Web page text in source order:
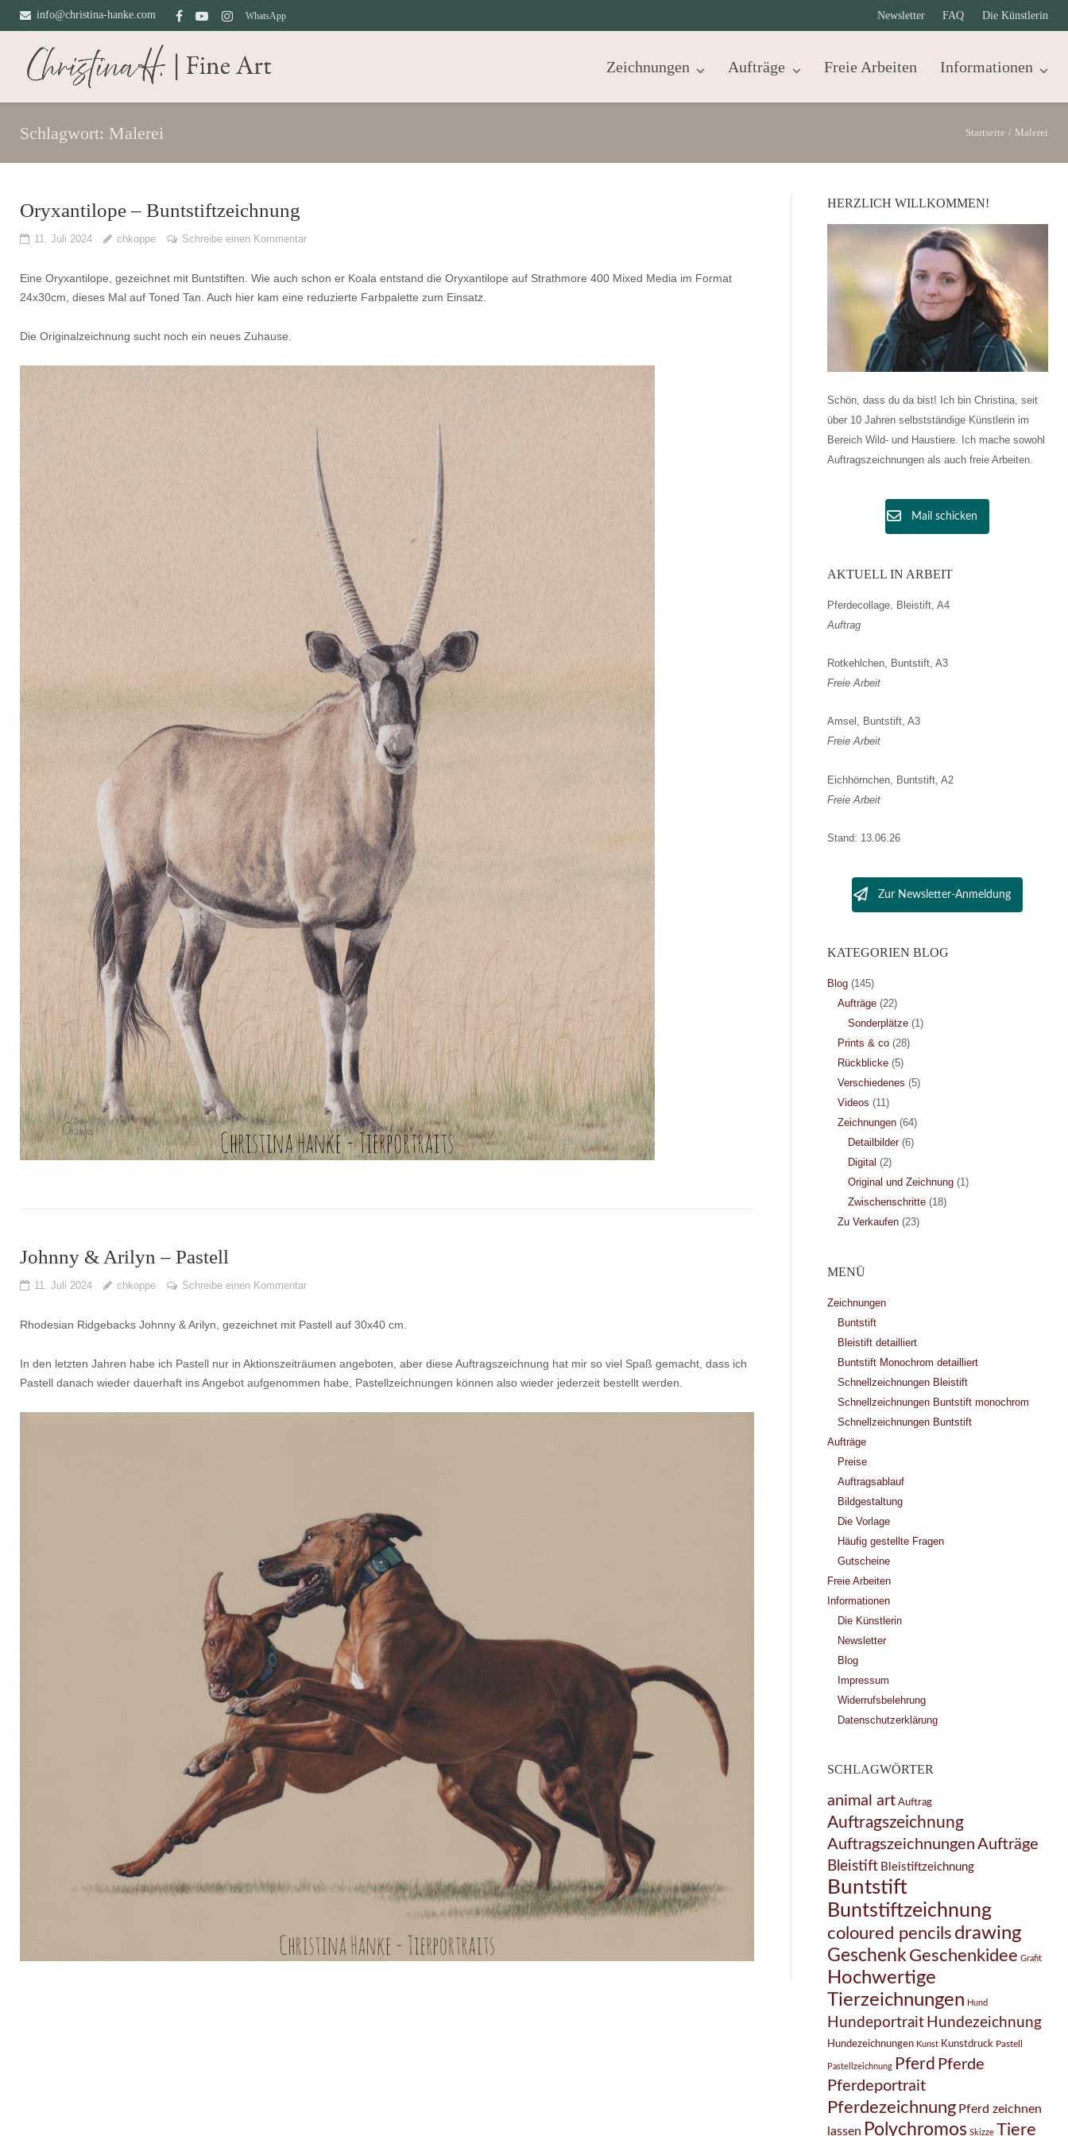
Direkt
info@christina-hanke.com WhatsApp Newsletter FAQ Die Künstlerin
Zeichnungen Aufträge Freie Arbeiten Informationen
Schlagwort: Malerei Startseite / Malerei
Oryxantilope – Buntstiftzeichnung
11. Juli 2024 chkoppe Schreibe einen Kommentar
Eine Oryxantilope, gezeichnet mit Buntstiften. Wie auch schon er Koala entstand die Oryxantilope auf Strathmore 400 Mixed Media im Format
24x30cm, dieses Mal auf Toned Tan. Auch hier kam eine reduzierte Farbpalette zum Einsatz.
Die Originalzeichnung sucht noch ein neues Zuhause.
Johnny & Arilyn – Pastell
11. Juli 2024 chkoppe Schreibe einen Kommentar
Rhodesian Ridgebacks Johnny & Arilyn, gezeichnet mit Pastell auf 30x40 cm.
In den letzten Jahren habe ich Pastell nur in Aktionszeiträumen angeboten, aber diese Auftragszeichnung hat mir so viel Spaß gemacht, dass ich
Pastell danach wieder dauerhaft ins Angebot aufgenommen habe, Pastellzeichnungen können also wieder jederzeit bestellt werden.
HERZLICH WILLKOMMEN!
Schön, dass du da bist! Ich bin Christina, seit
über 10 Jahren selbstständige Künstlerin im
Bereich Wild- und Haustiere. Ich mache sowohl
Auftragszeichnungen als auch freie Arbeiten.
Mail schicken
AKTUELL IN ARBEIT
Pferdecollage, Bleistift, A4
Auftrag
Rotkehlchen, Buntstift, A3
Freie Arbeit
Amsel, Buntstift, A3
Freie Arbeit
Eichhörnchen, Buntstift, A2
Freie Arbeit
Stand: 13.06.26
Zur Newsletter-Anmeldung
KATEGORIEN BLOG
Blog(145)
Aufträge(22)
Sonderplätze(1)
Prints & co(28)
Rückblicke(5)
Verschiedenes (5)
Videos (11)
Zeichnungen(64)
Detailbilder(6)
Digital (2)
Original und Zeichnung(1)
Zwischenschritte(18)
Zu Verkaufen(23)
MENÜ
Zeichnungen
Buntstift
Bleistift detailliert
Buntstift Monochrom detailliert
Schnellzeichnungen Bleistift
Schnellzeichnungen Buntstift monochrom
Schnellzeichnungen Buntstift
Aufträge
Preise
Auftragsablauf
Bildgestaltung
Die Vorlage
Häufig gestellte Fragen
Gutscheine
Freie Arbeiten
Informationen
Die Künstlerin
Newsletter
Blog
Impressum
Widerrufsbelehrung
Datenschutzerklärung
SCHLAGWÖRTER
animal art Auftrag
Auftragszeichnung
Auftragszeichnungen Aufträge
Bleistift Bleistiftzeichnung
Buntstift
Buntstiftzeichnung
coloured pencils drawing
Geschenk Geschenkidee Grafit
Hochwertige
Tierzeichnungen Hund
Hundeportrait Hundezeichnung
Hundezeichnungen Kunst Kunstdruck Pastell
Pastellzeichnung Pferd Pferde
Pferdeportrait
Pferdezeichnung Pferd zeichnen
lassen Polychromos Skizze Tiere